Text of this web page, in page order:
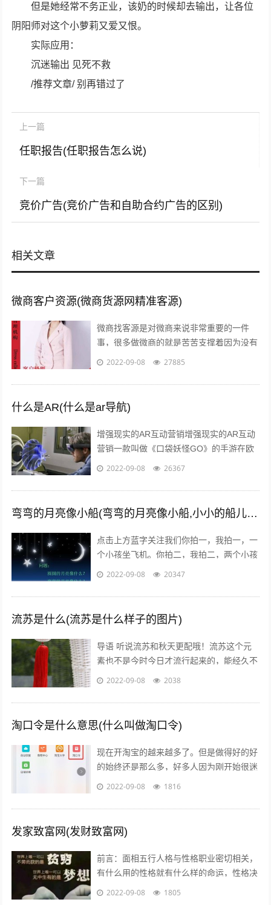
但是她经常不务正业，该奶的时候却去输出，让各位
阴阳师对这个小萝莉又爱又恨。
实际应用：
沉迷输出 见死不救
/推荐文章/ 别再错过了
上一篇
任职报告(任职报告怎么说)
下一篇
竞价广告(竞价广告和自助合约广告的区别)
相关文章
微商客户资源(微商货源网精准客源)
微商找客源是对微商来说非常重要的一件
事，很多做微商的就是苦苦支撑着因为没有
客源，微商如何找客源一直是一个不衰的话
定...
2022-09-08 27885
什么是AR(什么是ar导航)
增强现实的AR互动营销增强现实的AR互动
营销一款叫做《口袋妖怪GO》的手游在欧
美火了，在还未上线的中国，
经...
2022-09-08 26367
弯弯的月亮像小船(弯弯的月亮像小船,小小的船儿两头尖)
点击上方蓝字关注我们你拍一，我拍一，一
个小孩坐飞机。你拍二，我拍二，两个小孩
丢手绢。你拍三，我拍三，三个小孩来搬
你...
2022-09-08 20347
流苏是什么(流苏是什么样子的图片)
导语 听说流苏和秋天更配哦！流苏这个元
素也不是今时今日才流行起来的，能经久不
衰是因为它真的美呆了~踏进9月，秋高气
2022-09-08 2038
淘口令是什么意思(什么叫做淘口令)
现在开淘宝的越来越多了。但是做得好的好
的始终还是那么多，好多人因为刚开始很迷
茫，不知道怎么做，或者做到一半发现没有
2022-09-08 1816
发家致富网(发财致富网)
前言：面相五行人格与性格职业密切相关，
有什么用的性格就有什么样的命运，性格决
定命运。有些人需要白手起家获得财富，有
2022-09-08 1805